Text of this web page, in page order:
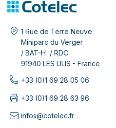
1 Rue de Terre Neuve
Miniparc du Verger
/ BAT-H / RDC
91940 LES ULIS - France
+33 (0)1 69 28 05 06
+33 (0)1 69 28 63 96
infos@cotelec.fr